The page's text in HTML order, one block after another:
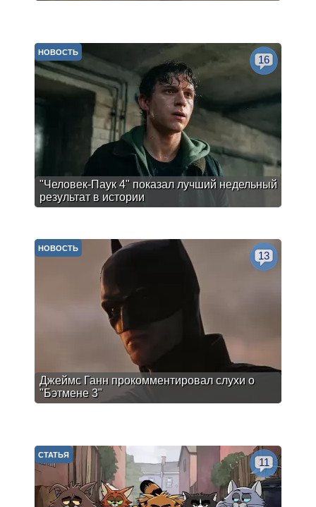
"Человек-Паук 4" показал лучший недельный
результат в истории
НОВОСТЬ
16
Джеймс Ганн прокомментировал слухи о
"Бэтмене 3"
НОВОСТЬ
13
СТАТЬЯ
11